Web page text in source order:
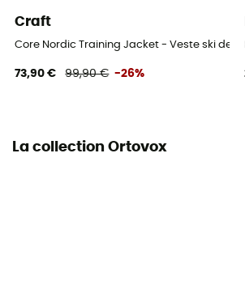
Poches
4 poches
Craft
Core Nordic Training Jacket - Veste ski de
73,90 € 99,90 € -26%
La collection Ortovox